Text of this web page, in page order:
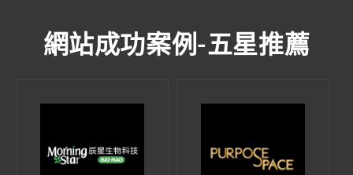
網站成功案例-五星推薦